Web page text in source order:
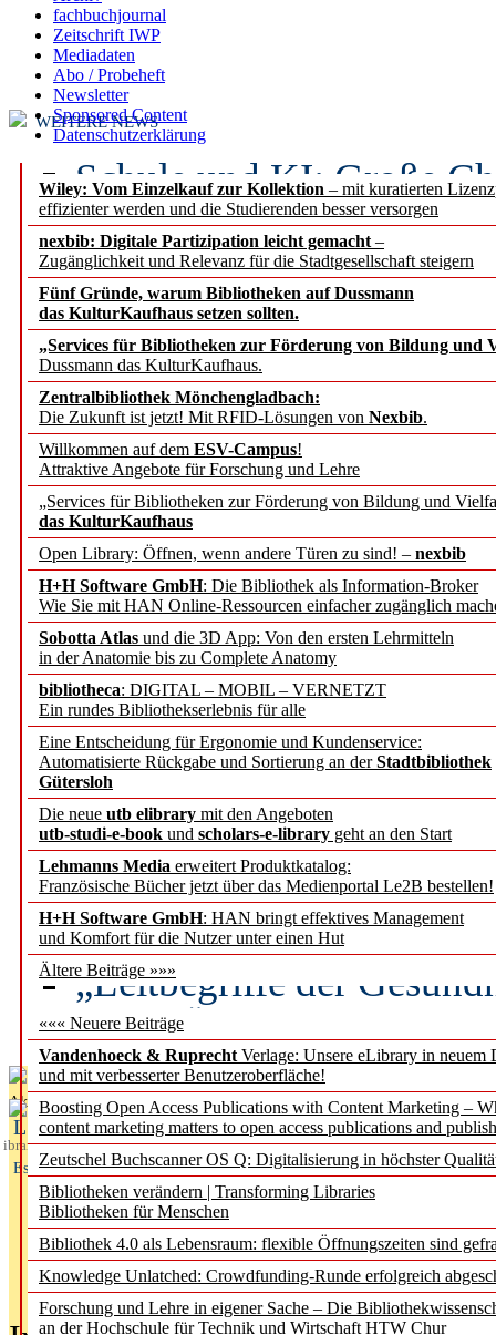
fachbuchjournal
Zeitschrift IWP
Mediadaten
Abo / Probeheft
Newsletter
Sponsored Content
Datenschutzerklärung
Wiley: Vom Einzelkauf zur Kollektion – mit kuratierten
effizienter werden und die Studierenden besser versorgen
nexbib: Digitale Partizipation leicht gemacht –
Zugänglichkeit und Relevanz für die Stadtgesellschaft steigern
Fünf Gründe, warum Bibliotheken auf Dussmann
das KulturKaufhaus setzen sollten.
„Services für Bibliotheken zur Förderung von Bildung und
Dussmann das KulturKaufhaus.
Zentralbibliothek Mönchengladbach:
Die Zukunft ist jetzt! Mit RFID-Lösungen von Nexbib.
Willkommen auf dem ESV-Campus!
Attraktive Angebote für Forschung und Lehre
„Services für Bibliotheken zur Förderung von Bildung und
das KulturKaufhaus
Open Library: Öffnen, wenn andere Türen zu sind! – nexbib
H+H Software GmbH: Die Bibliothek als Information-Broker
Wie Sie mit HAN Online-Ressourcen einfacher zugänglich
Sobotta Atlas und die 3D App: Von den ersten Lehrmitteln
in der Anatomie bis zu Complete Anatomy
bibliotheca: DIGITAL – MOBIL – VERNETZT
Ein rundes Bibliothekserlebnis für alle
Eine Entscheidung für Ergonomie und Kundenservice:
Automatisierte Rückgabe und Sortierung an derStadtbibliothek
Gütersloh
Die neue utb elibrary mit den Angeboten
utb-studi-e-book und scholars-e-library geht an den Start
Lehmanns Media erweitert Produktkatalog:
Französische Bücher jetzt über das Medienportal Le2B bestellen!
H+H Software GmbH: HAN bringt effektives Management
und Komfort für die Nutzer unter einen Hut
Ältere Beiträge »»»
««« Neuere Beiträge
Vandenhoeck & Ruprecht Verlage: Unsere eLibrary in neuem
und mit verbesserter Benutzeroberfläche!
Boosting Open Access Publications with Content Marketing –
content marketing matters to open access publications and
Zeutschel Buchscanner OS Q: Digitalisierung in höchster
Bibliotheken verändern | Transforming Libraries
Bibliotheken für Menschen
Bibliothek 4.0 als Lebensraum: flexible Öffnungszeiten sind
Knowledge Unlatched: Crowdfunding-Runde erfolgreich
Forschung und Lehre in eigener Sache – Die
an der Hochschule für Technik und Wirtschaft HTW Chur
WEITERE NEWS
Schule und KI: Große
Voraussetzungen
Erfolgreiches erstes
Segment Research –
angepasst
konstruktiv!
Mohr Siebeck
und die Zeitschrift für
Francke Attempto
EBSCO Information
Recherchefunktionen in
Sorbisches Institut neu
Geschichte und
Künstliche Intelligenz
besser zu verstehen
„Leitbegriffe der
des BIÖG erscheinen
Aktuelles aus
L
ibrary
Essentials